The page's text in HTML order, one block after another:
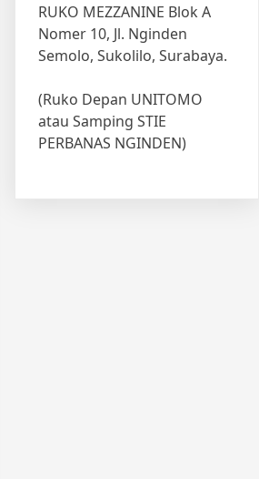
RUKO MEZZANINE Blok A
Nomer 10, Jl. Nginden
Semolo, Sukolilo, Surabaya.
(Ruko Depan UNITOMO
atau Samping STIE
PERBANAS NGINDEN)